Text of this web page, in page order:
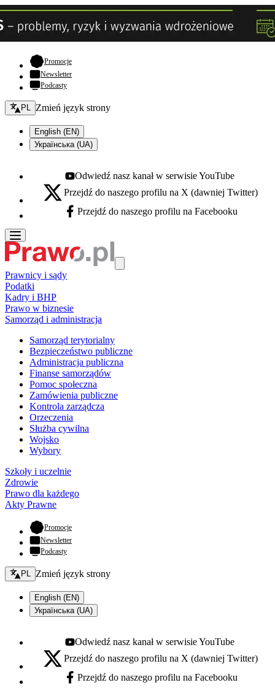
Promocje- otwiera się w nowej karcie
Newsletter
Podcasty
Zmień język - bieżący:
PL Zmień język strony
English (EN)
Українська (UA)
Youtube - otwiera się w nowej karcie
Odwiedź nasz kanał w serwisie YouTube
X - otwiera się w nowej karcie
Przejdź do naszego profilu na X (dawniej Twitter)
Facebook - otwiera się w nowej karcie
Przejdź do naszego profilu na Facebooku
Prawnicy i sądy
Podatki
Kadry i BHP
Prawo w biznesie
Samorząd i administracja
Samorząd terytorialny
Bezpieczeństwo publiczne
Administracja publiczna
Finanse samorządów
Pomoc społeczna
Zamówienia publiczne
Kontrola zarządcza
Orzeczenia
Służba cywilna
Wojsko
Wybory
Szkoły i uczelnie
Zdrowie
Prawo dla każdego
Akty Prawne
Promocje- otwiera się w nowej karcie
Newsletter
Podcasty
Zmień język - bieżący:
PL Zmień język strony
English (EN)
Українська (UA)
Youtube - otwiera się w nowej karcie
Odwiedź nasz kanał w serwisie YouTube
X - otwiera się w nowej karcie
Przejdź do naszego profilu na X (dawniej Twitter)
Facebook - otwiera się w nowej karcie
Przejdź do naszego profilu na Facebooku